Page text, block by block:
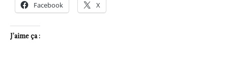
Facebook X
J’aime ça :